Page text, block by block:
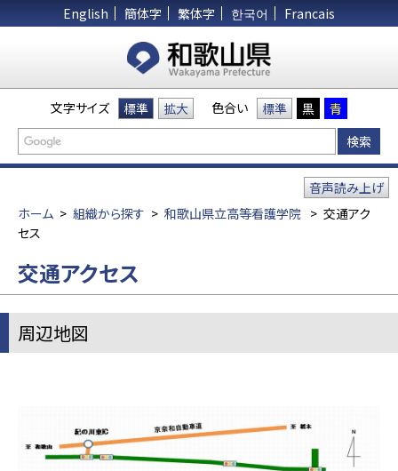
English 簡体字 繁体字 한국어 Francais
文字サイズ 標準 拡大 色合い 標準 黒 青
ホーム > 組織から探す > 和歌山県立高等看護学院 > 交通アク
セス
音声読み上げ
交通アクセス
周辺地図